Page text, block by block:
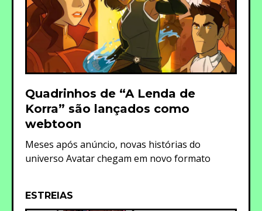
Quadrinhos de “A Lenda de
Korra” são lançados como
webtoon
Meses após anúncio, novas histórias do
universo Avatar chegam em novo formato
ESTREIAS